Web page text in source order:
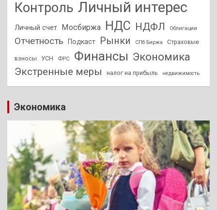
Контроль Личный интерес
Личный счет Мосбиржа НДС НДФЛ Облигации
Отчетность Подкаст Рынки СПб Биржа Страховые
взносы УСН ФРС Финансы Экономика
Экстренные меры налог на прибыль недвижимость
Экономика